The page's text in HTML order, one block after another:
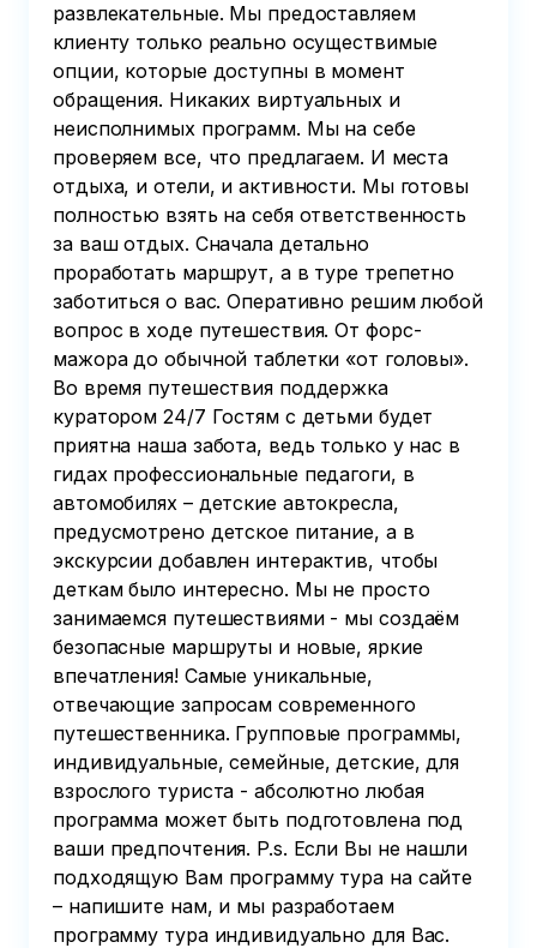
развлекательные. Мы предоставляем
клиенту только реально осуществимые
опции, которые доступны в момент
обращения. Никаких виртуальных и
неисполнимых программ. Мы на себе
проверяем все, что предлагаем. И места
отдыха, и отели, и активности. Мы готовы
полностью взять на себя ответственность
за ваш отдых. Сначала детально
проработать маршрут, а в туре трепетно
заботиться о вас. Оперативно решим любой
вопрос в ходе путешествия. От форс-
мажора до обычной таблетки «от головы».
Во время путешествия поддержка
куратором 24/7 Гостям с детьми будет
приятна наша забота, ведь только у нас в
гидах профессиональные педагоги, в
автомобилях – детские автокресла,
предусмотрено детское питание, а в
экскурсии добавлен интерактив, чтобы
деткам было интересно. Мы не просто
занимаемся путешествиями - мы создаём
безопасные маршруты и новые, яркие
впечатления! Самые уникальные,
отвечающие запросам современного
путешественника. Групповые программы,
индивидуальные, семейные, детские, для
взрослого туриста - абсолютно любая
программа может быть подготовлена под
ваши предпочтения. P.s. Если Вы не нашли
подходящую Вам программу тура на сайте
– напишите нам, и мы разработаем
программу тура индивидуально для Вас.